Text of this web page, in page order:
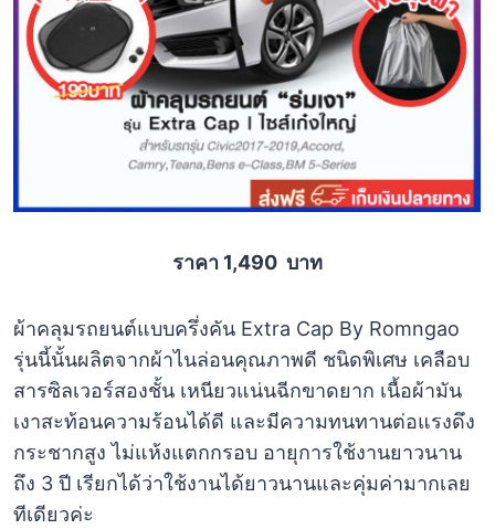
ราคา 1,490 บาท
ผ้าคลุมรถยนต์แบบครึ่งคัน Extra Cap By Romngao
รุ่นนี้นั้นผลิตจากผ้าไนล่อนคุณภาพดี ชนิดพิเศษ เคลือบ
สารซิลเวอร์สองชั้น เหนียวแน่นฉีกขาดยาก เนื้อผ้ามัน
เงาสะท้อนความร้อนได้ดี และมีความทนทานต่อแรงดึง
กระชากสูง ไม่แห้งแตกกรอบ อายุการใช้งานยาวนาน
ถึง 3 ปี เรียกได้ว่าใช้งานได้ยาวนานและคุ่มค่ามากเลย
ทีเดียวค่ะ